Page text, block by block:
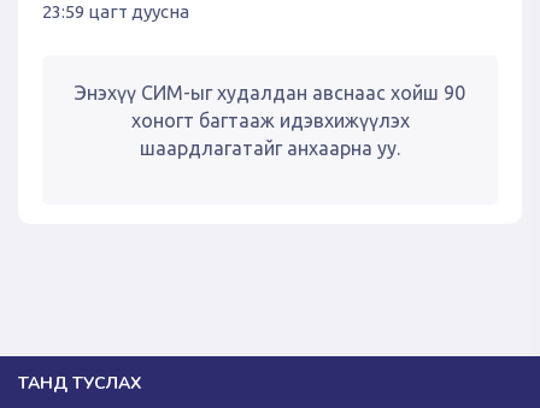
23:59 цагт дуусна
Энэхүү СИМ-ыг худалдан авснаас хойш 90
хоногт багтааж идэвхижүүлэх
шаардлагатайг анхаарна уу.
ТАНД ТУСЛАХ